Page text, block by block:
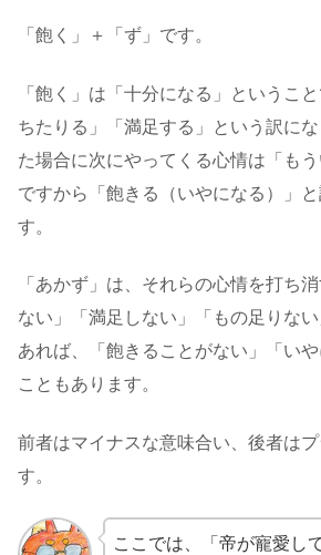
「飽く」＋「ず」です。
「飽く」は「十分になる」というこ
ちたりる」「満足する」という訳に
た場合に次にやってくる心情は「も
ですから「飽きる（いやになる）」
す。
「あかず」は、それらの心情を打ち
ない」「満足しない」「もの足りな
あれば、「飽きることがない」「い
こともあります。
前者はマイナスな意味合い、後者は
す。
ここでは、「帝が寵愛し